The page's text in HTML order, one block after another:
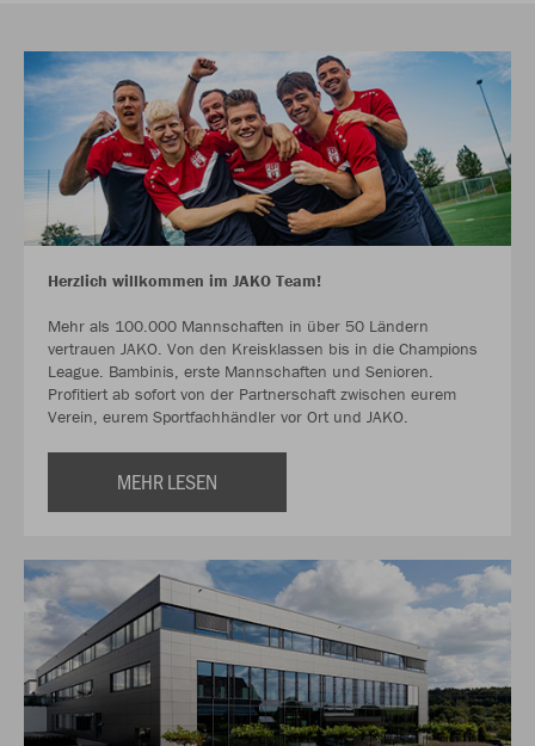
Herzlich willkommen im JAKO Team!
Mehr als 100.000 Mannschaften in über 50 Ländern
vertrauen JAKO. Von den Kreisklassen bis in die Champions
League. Bambinis, erste Mannschaften und Senioren.
Profitiert ab sofort von der Partnerschaft zwischen eurem
Verein, eurem Sportfachhändler vor Ort und JAKO.
MEHR LESEN